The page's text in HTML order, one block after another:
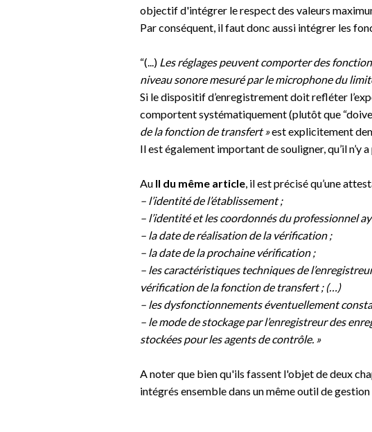
objectif d'intégrer le respect des valeurs
Par conséquent, il faut donc aussi intégrer les
“(...) Les réglagespeuventcomporter des
niveau sonore mesuré par le microphone du
Si le dispositif d’enregistrement doit refléter
comportent systématiquement (plutôt que
de la fonction de transfert »est explicitement
Il est également important de souligner, qu’il n’y
Au II du même article, il est précisé qu’une
– l’identité de l’établissement ;
– l’identité et les coordonnés du professionnel
– la date de réalisation de la vérification ;
– la date de la prochaine vérification ;
– les caractéristiques techniques de
vérification de lafonction de transfert; (…)
– les dysfonctionnements éventuellement
– le mode destockage par l’enregistreurdes
stockées pour les agents de contrôle. »
A noter que bien qu'ils fassent l'objet de deux
intégrés ensemble dans un même outil de